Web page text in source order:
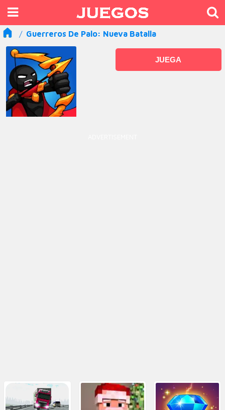
Guerreros De Palo: Nueva Batalla
JUEGA